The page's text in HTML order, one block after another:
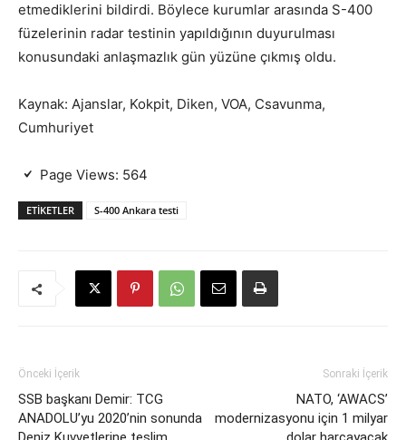
etmediklerini bildirdi. Böylece kurumlar arasında S-400
füzelerinin radar testinin yapıldığının duyurulması
konusundaki anlaşmazlık gün yüzüne çıkmış oldu.
Kaynak: Ajanslar, Kokpit, Diken, VOA, Csavunma,
Cumhuriyet
Page Views: 564
ETIKETLER S-400 Ankara testi
Önceki İçerik
SSB başkanı Demir: TCG
ANADOLU’yu 2020’nin sonunda
Sonraki İçerik
NATO, ‘AWACS’
modernizasyonu için 1 milyar